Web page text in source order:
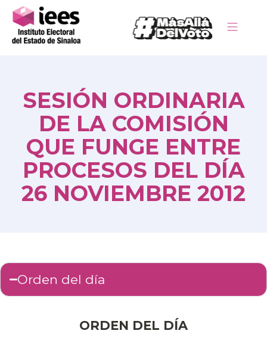
SESIÓN ORDINARIA
DE LA COMISIÓN
QUE FUNGE ENTRE
PROCESOS DEL DÍA
26 NOVIEMBRE 2012
Orden del día
ORDEN DEL DÍA